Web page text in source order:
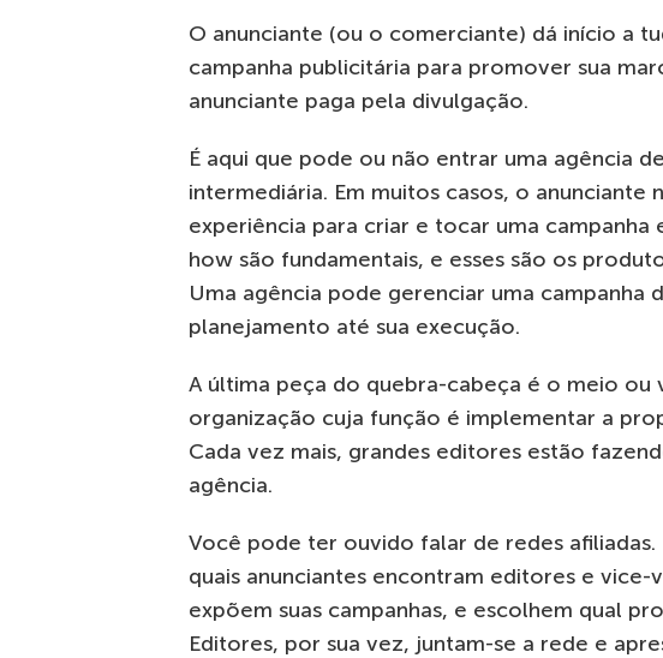
O anunciante (ou o comerciante) dá início a
campanha publicitária para promover sua
anunciante paga pela divulgação.
É aqui que pode ou não entrar uma agência
intermediária. Em muitos casos, o anunciante
experiência para criar e tocar uma
how são fundamentais, e esses são os
Uma agência pode gerenciar uma campanha
planejamento até sua execução.
A última peça do quebra-cabeça é o meio ou
organização cuja função é implementar a
Cada vez mais, grandes editores estão
agência.
Você pode ter ouvido falar de redes afiliadas.
quais anunciantes encontram editores e vice-
expõem suas campanhas, e escolhem qual
Editores, por sua vez, juntam-se a rede e